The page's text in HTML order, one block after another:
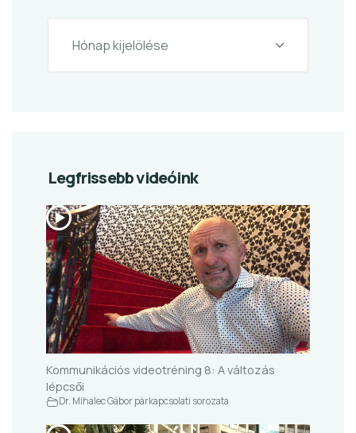
Legfrissebb videóink
Kommunikációs videotréning 8: A változás
lépcsői
Dr. Mihalec Gábor párkapcsolati sorozata